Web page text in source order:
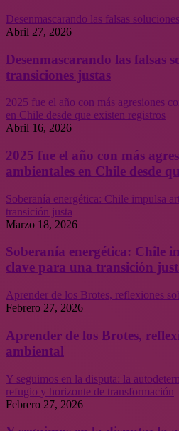
Desenmascarando las falsas
Abril 27, 2026
Desenmascarando las falsas
transiciones justas
2025 fue el año con más agresiones
en Chile desde que existen registros
Abril 16, 2026
2025 fue el año con más
ambientales en Chile desde
Soberanía energética: Chile impulsa
transición justa
Marzo 18, 2026
Soberanía energética: Chile
clave para una transición
Aprender de los Brotes, reflexiones
Febrero 27, 2026
Aprender de los Brotes,
ambiental
Y seguimos en la disputa: la
refugio y horizonte de transformación
Febrero 27, 2026